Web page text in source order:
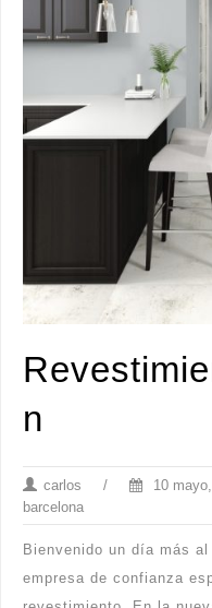
n
carlos / 10
barcelona
Bienvenido un día más
empresa de confianza